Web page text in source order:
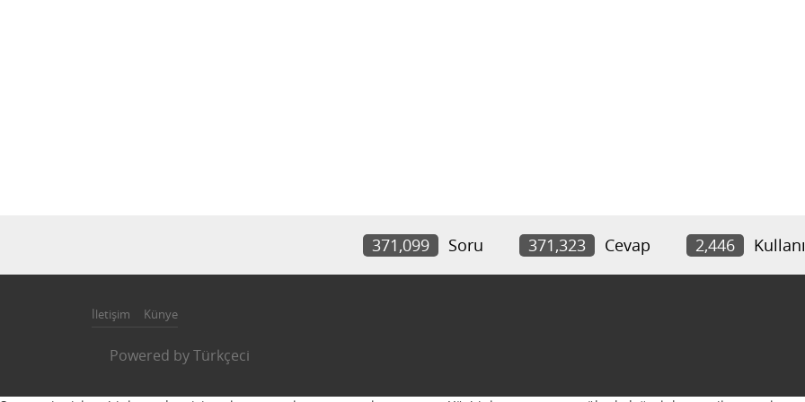
371,099 Soru 371,323 Cevap 2,446
İletişim Künye
Powered byTürkçeci